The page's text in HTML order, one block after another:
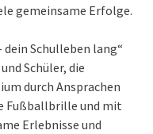
gemeinsame Erfolge.
Schulleben lang“
Schüler, die
durch Ansprachen
Fußballbrille und mit
Erlebnisse und